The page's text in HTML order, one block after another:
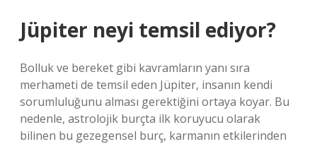
Jüpiter neyi temsil ediyor?
Bolluk ve bereket gibi kavramların yanı sıra
merhameti de temsil eden Jüpiter, insanın kendi
sorumluluğunu alması gerektiğini ortaya koyar. Bu
nedenle, astrolojik burçta ilk koruyucu olarak
bilinen bu gezegensel burç, karmanın etkilerinden